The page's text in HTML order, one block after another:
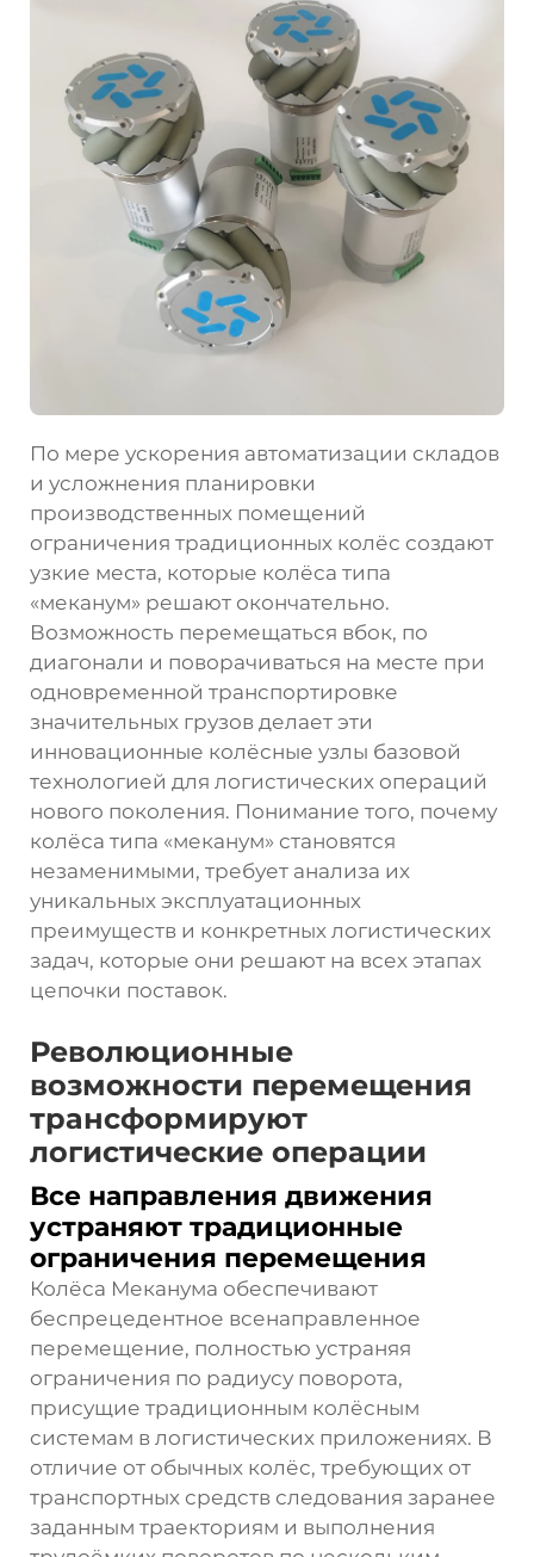
По мере ускорения автоматизации складов
и усложнения планировки
производственных помещений
ограничения традиционных колёс создают
узкие места, которые колёса типа
«меканум» решают окончательно.
Возможность перемещаться вбок, по
диагонали и поворачиваться на месте при
одновременной транспортировке
значительных грузов делает эти
инновационные колёсные узлы базовой
технологией для логистических операций
нового поколения. Понимание того, почему
колёса типа «меканум» становятся
незаменимыми, требует анализа их
уникальных эксплуатационных
преимуществ и конкретных логистических
задач, которые они решают на всех этапах
цепочки поставок.
Революционные
возможности перемещения
трансформируют
логистические операции
Все направления движения
устраняют традиционные
ограничения перемещения
Колёса Меканума обеспечивают
беспрецедентное всенаправленное
перемещение, полностью устраняя
ограничения по радиусу поворота,
присущие традиционным колёсным
системам в логистических приложениях. В
отличие от обычных колёс, требующих от
транспортных средств следования заранее
заданным траекториям и выполнения